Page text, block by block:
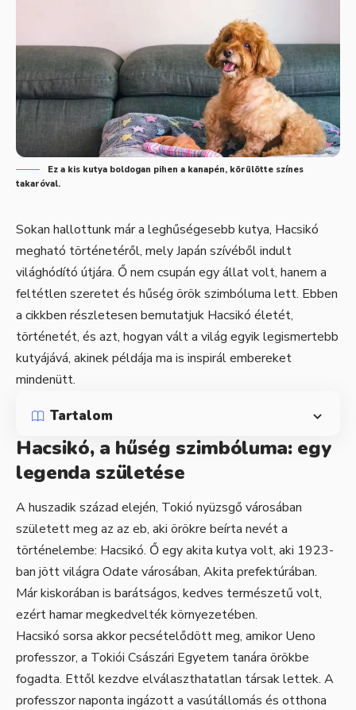
Ez a kis kutya boldogan pihen a kanapén, körülötte színes
takaróval.
Sokan hallottunk már a leghűségesebb kutya, Hacsikó
megható történetéről, mely Japán szívéből indult
világhódító útjára. Ő nem csupán egy állat volt, hanem a
feltétlen szeretet és hűség örök szimbóluma lett. Ebben
a cikkben részletesen bemutatjuk Hacsikó életét,
történetét, és azt, hogyan vált a világ egyik legismertebb
kutyájává, akinek példája ma is inspirál embereket
mindenütt.
Tartalom
Hacsikó, a hűség szimbóluma: egy
legenda születése
A huszadik század elején, Tokió nyüzsgő városában
született meg az az eb, aki örökre beírta nevét a
történelembe: Hacsikó. Ő egy akita kutya volt, aki 1923-
ban jött világra Odate városában, Akita prefektúrában.
Már kiskorában is barátságos, kedves természetű volt,
ezért hamar megkedvelték környezetében.
Hacsikó sorsa akkor pecsételődött meg, amikor Ueno
professzor, a Tokiói Császári Egyetem tanára örökbe
fogadta. Ettől kezdve elválaszthatatlan társak lettek. A
professzor naponta ingázott a vasútállomás és otthona